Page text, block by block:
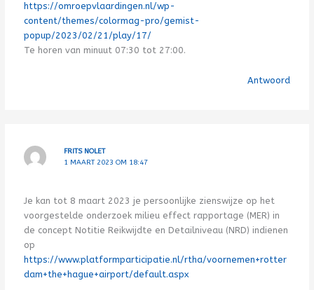
https://omroepvlaardingen.nl/wp-
content/themes/colormag-pro/gemist-
popup/2023/02/21/play/17/
Te horen van minuut 07:30 tot 27:00.
Antwoord
FRITS NOLET
1 MAART 2023 OM 18:47
Je kan tot 8 maart 2023 je persoonlijke zienswijze op het
voorgestelde onderzoek milieu effect rapportage (MER) in
de concept Notitie Reikwijdte en Detailniveau (NRD) indienen
op
https://www.platformparticipatie.nl/rtha/voornemen+rotter
dam+the+hague+airport/default.aspx